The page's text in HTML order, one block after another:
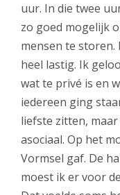
uur. In die twee
zo goed mogelijk
mensen te
heel lastig. Ik
wat te privé is en
iedereen ging
liefste zitten,
asociaal. Op het
Vormsel gaf. De
moest ik er voor